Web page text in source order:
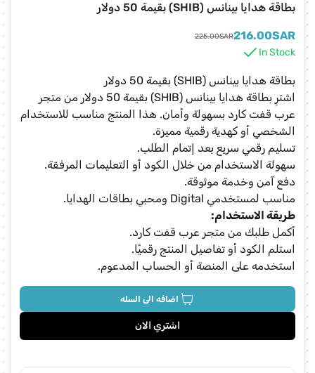
بطاقة هدايا بينانس (SHIB) بقيمة 50 دولار
216.00SAR
225.00SAR
In Stock
بطاقة هدايا بينانس (SHIB) بقيمة 50 دولار
اشترِ بطاقة هدايا بينانس (SHIB) بقيمة 50 دولار من متجر
عرب قفت كارد بسهولة وأمان. هذا المنتج مناسب للاستخدام
الشخصي أو كهدية رقمية مميزة.
تسليم رقمي سريع بعد إتمام الطلب.
سهولة الاستخدام من خلال الكود أو التعليمات المرفقة.
دفع آمن وخدمة موثوقة.
مناسب لمستخدمي Digital ومحبي بطاقات الهدايا.
طريقة الاستخدام:
أكمل طلبك من متجر عرب قفت كارد.
استلم الكود أو تفاصيل المنتج رقميًا.
استخدمه على المنصة أو الحساب المدعوم.
اضافه الى السله
اشتري الان